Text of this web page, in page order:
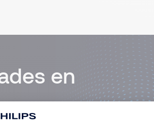
en
operan en diversos sectores de